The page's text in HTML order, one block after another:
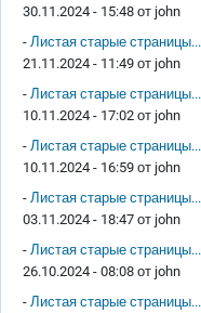
30.11.2024 - 15:48 от john
- Листая старые страницы...
21.11.2024 - 11:49 от john
- Листая старые страницы...
10.11.2024 - 17:02 от john
- Листая старые страницы...
10.11.2024 - 16:59 от john
- Листая старые страницы...
03.11.2024 - 18:47 от john
- Листая старые страницы...
26.10.2024 - 08:08 от john
- Листая старые страницы...